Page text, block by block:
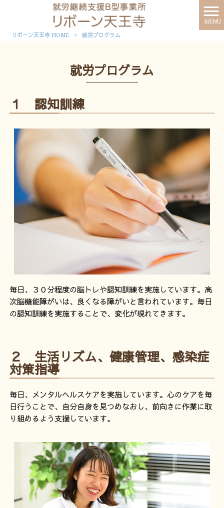
MENU
リボーン天王寺 HOME > 就労プログラム
就労プログラム
１ 認知訓練
毎日、３０分程度の脳トレや認知訓練を実施しています。高
次脳機能障がいは、良くなる障がいと言われています。毎日
の認知訓練を実施することで、変化が現れてきます。
２ 生活リズム、健康管理、感染症
対策指導
毎日、メンタルヘルスケアを実施しています。心のケアを毎
日行うことで、自分自身を見つめなおし、前向きに作業に取
り組めるよう支援しています。